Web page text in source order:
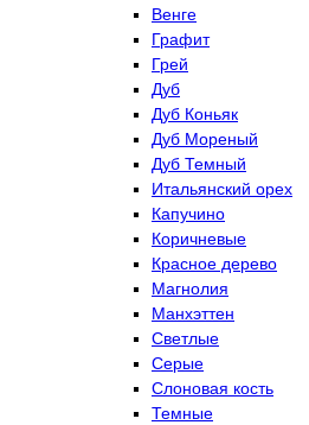
Венге
Графит
Грей
Дуб
Дуб Коньяк
Дуб Мореный
Дуб Темный
Итальянский орех
Капучино
Коричневые
Красное дерево
Магнолия
Манхэттен
Светлые
Серые
Слоновая кость
Темные